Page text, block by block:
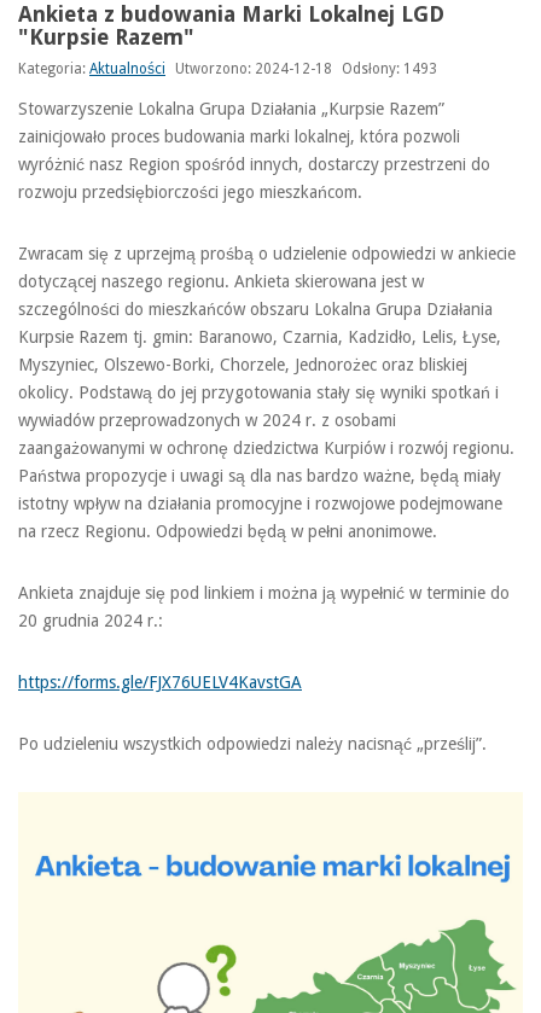
Ankieta z budowania Marki Lokalnej LGD
"Kurpsie Razem"
Kategoria: Aktualności Utworzono: 2024-12-18 Odsłony: 1493
Stowarzyszenie Lokalna Grupa Działania „Kurpsie Razem”
zainicjowało proces budowania marki lokalnej, która pozwoli
wyróżnić nasz Region spośród innych, dostarczy przestrzeni do
rozwoju przedsiębiorczości jego mieszkańcom.
Zwracam się z uprzejmą prośbą o udzielenie odpowiedzi w ankiecie
dotyczącej naszego regionu. Ankieta skierowana jest w
szczególności do mieszkańców obszaru Lokalna Grupa Działania
Kurpsie Razem tj. gmin: Baranowo, Czarnia, Kadzidło, Lelis, Łyse,
Myszyniec, Olszewo-Borki, Chorzele, Jednorożec oraz bliskiej
okolicy. Podstawą do jej przygotowania stały się wyniki spotkań i
wywiadów przeprowadzonych w 2024 r. z osobami
zaangażowanymi w ochronę dziedzictwa Kurpiów i rozwój regionu.
Państwa propozycje i uwagi są dla nas bardzo ważne, będą miały
istotny wpływ na działania promocyjne i rozwojowe podejmowane
na rzecz Regionu. Odpowiedzi będą w pełni anonimowe.
Ankieta znajduje się pod linkiem i można ją wypełnić w terminie do
20 grudnia 2024 r.:
https://forms.gle/FJX76UELV4KavstGA
Po udzieleniu wszystkich odpowiedzi należy nacisnąć „prześlij”.